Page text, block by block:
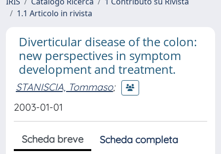
1.1 Articolo in rivista
Diverticular disease of the colon:
new perspectives in symptom
development and treatment.
STANISCIA, Tommaso;
2003-01-01
Scheda breve
Scheda completa